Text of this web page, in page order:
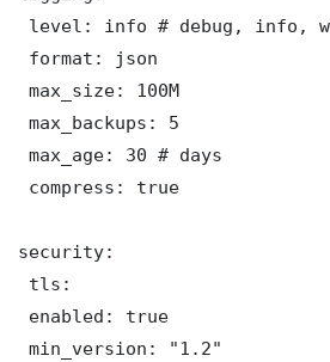
level: info # debug, info,
format: json
max_size: 100M
max_backups: 5
max_age: 30 # days
compress: true
security:
tls:
enabled: true
min_version: "1.2"